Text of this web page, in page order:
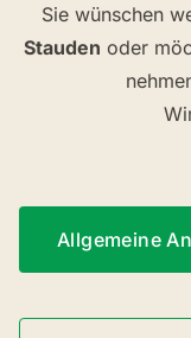
Sie wünschen
Stauden oder
Allgemeine